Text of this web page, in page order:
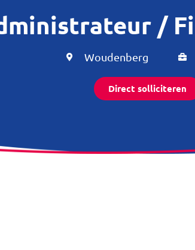
/
Woudenberg
Direct solliciteren